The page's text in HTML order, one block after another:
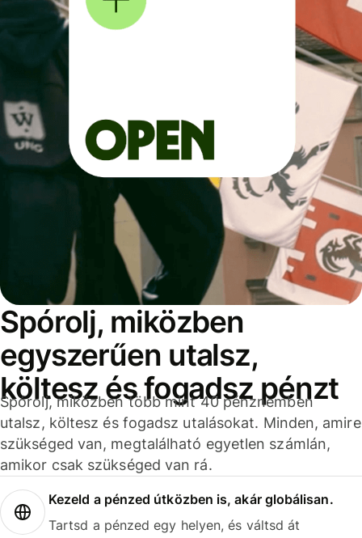
Spórolj, miközben
egyszerűen utalsz,
költesz és fogadsz pénzt
Spórolj, miközben több mint 40 pénznemben
utalsz, költesz és fogadsz utalásokat. Minden, amire
szükséged van, megtalálható egyetlen számlán,
amikor csak szükséged van rá.
Kezeld a pénzed útközben is, akár globálisan.
Tartsd a pénzed egy helyen, és váltsd át